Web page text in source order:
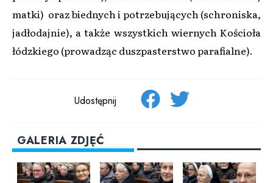
matki) oraz biednych i potrzebujących (schroniska,
jadłodajnie), a także wszystkich wiernych Kościoła
łódzkiego (prowadząc duszpasterstwo parafialne).
Udostępnij
GALERIA ZDJĘĆ